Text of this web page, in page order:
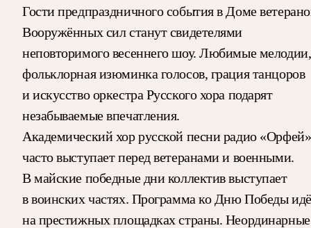
Гости предпраздничного события в Доме
Вооружённых сил станут свидетелями
неповторимого весеннего шоу. Любимые мелодии,
фольклорная изюминка голосов, грация танцоров
и искусство оркестра Русского хора подарят
незабываемые впечатления.
Академический хор русской песни радио «Орфей»
часто выступает перед ветеранами и военными.
В майские победные дни коллектив выступает
в воинских частях. Программа ко Дню Победы
на престижных площадках страны. Неординарные